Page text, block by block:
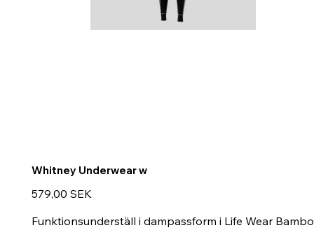
Whitney Underwear w
Hinta
579,00 SEK
Funktionsunderställ i dampassform i Life Wear